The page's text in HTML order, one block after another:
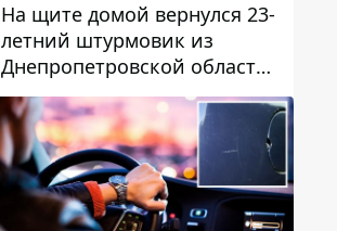
На щите домой вернулся 23-
летний штурмовик из
Днепропетровской области
Богдан Бескровный